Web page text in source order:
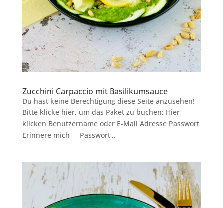
Zucchini Carpaccio mit Basilikumsauce
Du hast keine Berechtigung diese Seite anzusehen!
Bitte klicke hier, um das Paket zu buchen: Hier
klicken Benutzername oder E-Mail Adresse Passwort
Erinnere mich Passwort...